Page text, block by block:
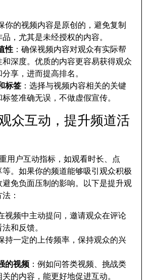
你的视频内容是原创的，避免复制
，尤其是未经授权的内容。
性 ：确保视频内容对观众有实际帮
和深度。优质的内容更容易获得观众
享，进而提高排名。
标签 ：选择与视频内容相关的关键
签准确无误，不做虚假宣传。
众互动，提升频道活
用户互动指标，如观看时长、点
。如果你的频道能够吸引观众积极
避免负面压制的影响。以下是提升观
：
视频中主动提问，邀请观众在评论
和反馈。
持一定的上传频率，保持观众的兴
的视频 ：例如问答类视频、挑战类
的内容，能更好地促进互动。